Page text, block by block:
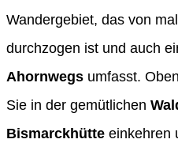
Wandergebiet, das von
durchzogen ist und auch
Ahornwegs umfasst.
Sie in der gemütlichen
Bismarckhütte einkehren